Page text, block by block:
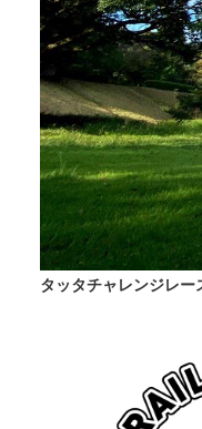
当日の参加案内は
2022/3/11
エントリー期間延
本イベントを応援
いただくことにな
トレラン商品をお
エントリー期間も
同時に、一緒にイ
サポーター応募は
2022/2/25
タッタチャレンジレー